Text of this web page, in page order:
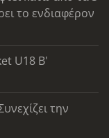
το ενδιαφέρον
U18 Β'
την